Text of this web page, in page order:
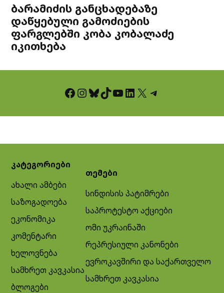
ბარამიძის განცხადებაზე
დაწყებული გამოძიების
ფარგლებში კობა კობალაძე
იკითხება
Facebook InstagramBluesky TikTok YouTube LinkedIn X Telegram
კატეგორიები
ახალი ამბები
საზოგადოება
ეკონომიკა
კომენტარი
ხელოვნება
სამხრეთ კავკასია
ბლოგები
თემები
სინდისის პატიმრები
საპროტესტო აქციები
ომი უკრაინაში
რეპრესიული კანონები
ევროკავშირი და საქართველო
სამხრეთ კავკასია